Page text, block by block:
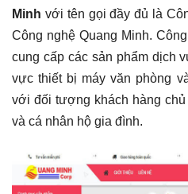
Minh với tên gọi đầy đủ là
Công nghệ Quang Minh.
cung cấp các sản phẩm dịch
vực thiết bị máy văn phòng
với đối tượng khách hàng
và cá nhân hộ gia đình.